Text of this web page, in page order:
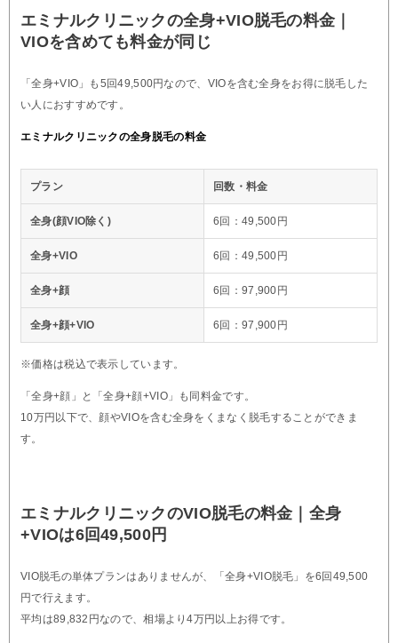
エミナルクリニックの全身+VIO脱毛の料金｜
VIOを含めても料金が同じ
「全身+VIO」も5回49,500円なので、VIOを含む全身をお得に脱毛した
い人におすすめです。
エミナルクリニックの全身脱毛の料金
プラン 回数・料金
全身(顔VIO除く) 6回：49,500円
全身+VIO 6回：49,500円
全身+顔 6回：97,900円
全身+顔+VIO 6回：97,900円
※価格は税込で表示しています。
「全身+顔」と「全身+顔+VIO」も同料金です。
10万円以下で、顔やVIOを含む全身をくまなく脱毛することができま
す。
エミナルクリニックのVIO脱毛の料金｜全身
+VIOは6回49,500円
VIO脱毛の単体プランはありませんが、「全身+VIO脱毛」を6回49,500
円で行えます。
平均は89,832円なので、相場より4万円以上お得です。